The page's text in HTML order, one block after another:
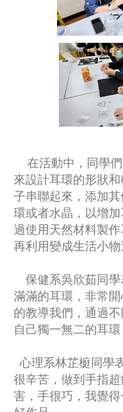
在活動中，同學
來設計耳環的形狀
子串聯起來，添加
環或者水晶，以增
過使用天然材料製
再利用變成生活小物
保健系吳欣茹同學
滿滿的耳環，非常
的教導我們，通過
自己獨一無二的耳環
心理系林芷榳同學
很辛苦，做到手指
害，手很巧，我覺